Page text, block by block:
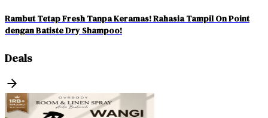
Rambut Tetap Fresh Tanpa Keramas! Rahasia Tampil On Point
dengan Batiste Dry Shampoo!
Deals